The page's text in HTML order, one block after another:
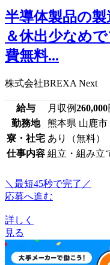
半導体製品の
＆休出少なめ
費無料...
株式会社BREXA Next
給与 月収例260,000
勤務地
熊本県 山鹿市
寮・社宅 あり（無料）
仕事内容 組立・組み立
＼最短45秒で完了／
応募へ進む
詳しく
見る